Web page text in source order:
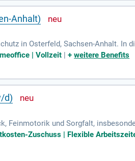
Anhalt)
in Osterfeld, Sachsen-Anhalt. In
umfasst die Koordination
und bei
die Sicherheitszukunft mit uns!
| Vollzeit |+weitere Benefits
d)
Feinmotorik und Sorgfalt,
Interesse daran, Löten zu
Zuschuss | Flexible